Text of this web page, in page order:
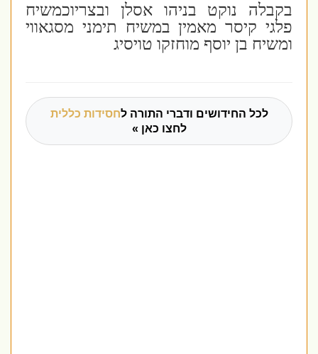
בקבלה נוקט בניהו אסלן ובצריוכמשיח
פלגי קיסר מאמין במשיח תימני מסגאווי
ומשיח בן יוסף מוחזקו טויסיג
לכל החידושים ודברי התורה לחסידות כללית
לחצו כאן »